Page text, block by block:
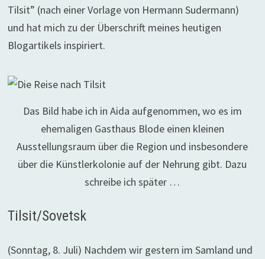
Tilsit” (nach einer Vorlage von Hermann Sudermann)
und hat mich zu der Überschrift meines heutigen
Blogartikels inspiriert.
Das Bild habe ich in Aida aufgenommen, wo es im
ehemaligen Gasthaus Blode einen kleinen
Ausstellungsraum über die Region und insbesondere
über die Künstlerkolonie auf der Nehrung gibt. Dazu
schreibe ich später …
Tilsit/Sovetsk
(Sonntag, 8. Juli) Nachdem wir gestern im Samland und